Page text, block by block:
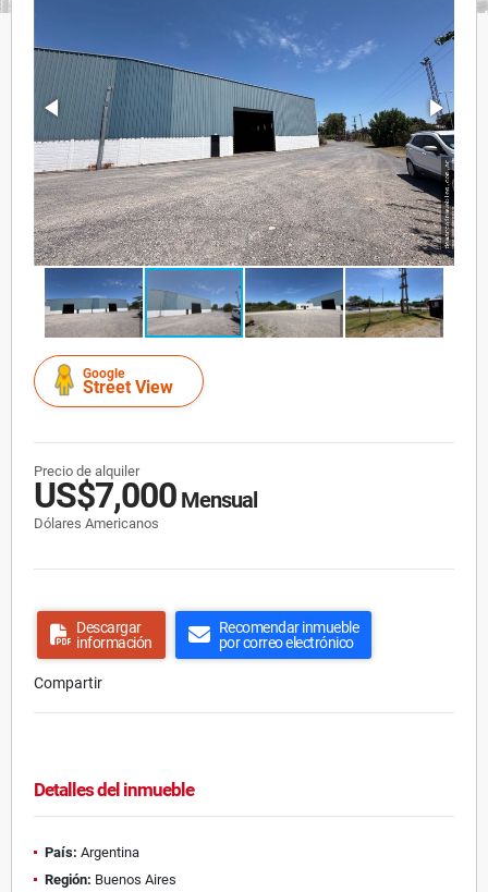
Google
Street View
Precio de alquiler
US$7,000 Mensual
Dólares Americanos
Descargar
información
Recomendar inmueble
por correo electrónico
Compartir
Detalles del inmueble
País: Argentina
Región: Buenos Aires